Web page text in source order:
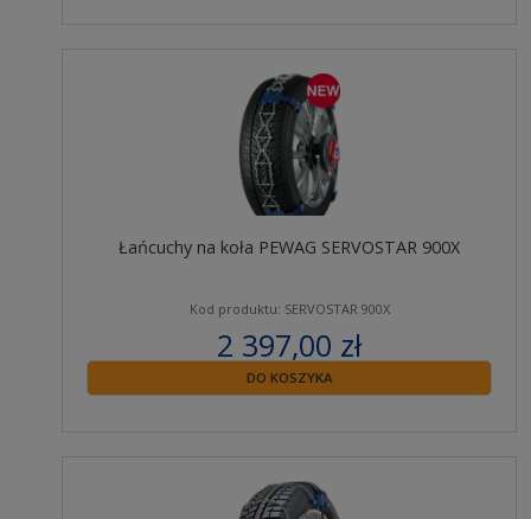
Łańcuchy na koła PEWAG SERVOSTAR 900X
Kod produktu: SERVOSTAR 900X
2 397,00 zł
zawiera 23% VAT
DO KOSZYKA